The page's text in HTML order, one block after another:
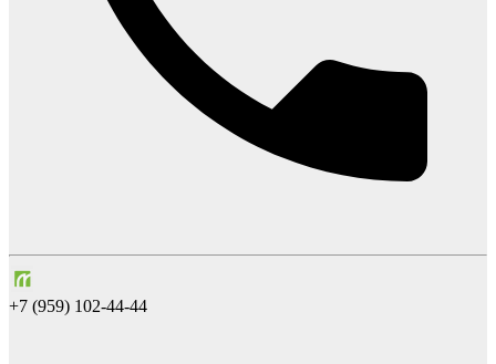
+7 (959) 102-44-44